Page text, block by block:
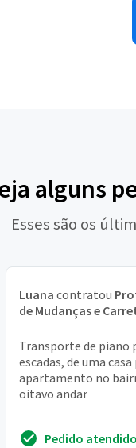
alguns
Esses são os
Luana contratou
de Mudanças e
Transporte de piano
escadas, de uma
apartamento no
oitavo andar
Pedido atendido